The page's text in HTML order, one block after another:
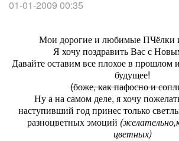
01-01-2009 00:35
Мои дорогие и любимые ПЧёлки
Я хочу поздравить Вас с
Давайте оставим все плохое в прошлом
будущее!
(боже, как пафосно и
Ну а на самом деле, я хочу
наступивший год принес только
разноцветных эмоций
цветных)